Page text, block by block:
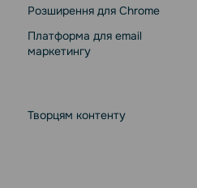
Розширення для Chrome
Платформа для email
маркетингу
Творцям контенту